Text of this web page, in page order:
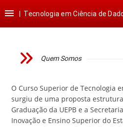
para
para
para
para
 Tecnologia em Ciência de
Quem Somos
O Curso Superior de Tecnologia
surgiu de uma proposta
Graduação da UEPB e a
Inovação e Ensino Superior do